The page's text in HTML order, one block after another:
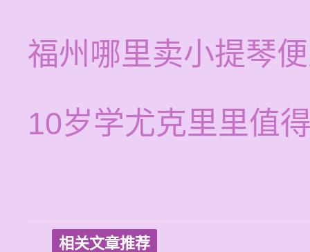
福州哪里卖小提琴
10岁学尤克里里值
相关文章推荐